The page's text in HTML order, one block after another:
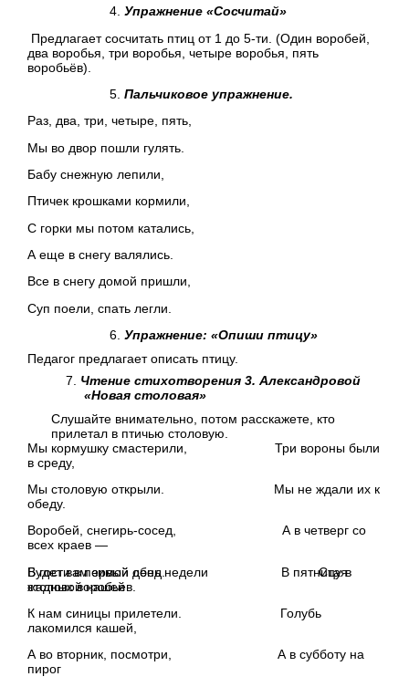
Упражнение «Сосчитай»
Предлагает сосчитать птиц от 1 до 5-ти. (Один воробей,
два воробья, три воробья, четыре воробья, пять
воробьёв).
Пальчиковое упражнение.
Раз, два, три, четыре, пять,
Мы во двор пошли гулять.
Бабу снежную лепили,
Птичек крошками кормили,
С горки мы потом катались,
А еще в снегу валялись.
Все в снегу домой пришли,
Суп поели, спать легли.
Упражнение: «Опиши птицу»
Педагог предлагает описать птицу.
Чтение стихотворения 3. Александровой
«Новая столовая»
Слушайте внимательно, потом расскажете, кто
прилетал в птичью столовую.
Мы кормушку смастерили, Три вороны были
в среду,
Мы столовую открыли. Мы не ждали их к
обеду.
Воробей, снегирь-сосед, А в четверг со
всех краев —
Будет вам зимой обед. Стая
жадных воробьев.
В гости в первый день недели В пятницу в
столовой нашей
К нам синицы прилетели. Голубь
лакомился кашей,
А во вторник, посмотри, А в субботу на
пирог